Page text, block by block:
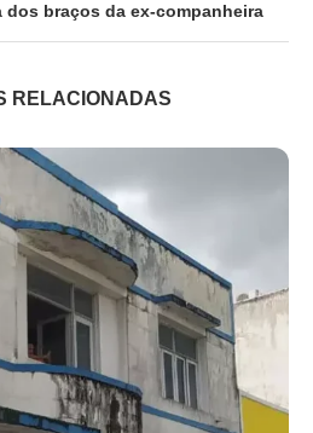
braços da ex-companheira
RELACIONADAS